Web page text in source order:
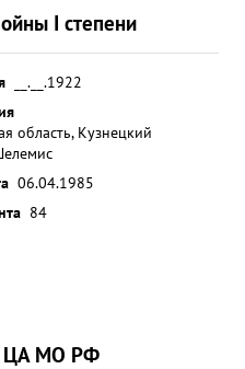
I степени
__.__.1922
область, Кузнецкий
06.04.1985
84
ЦА МО РФ